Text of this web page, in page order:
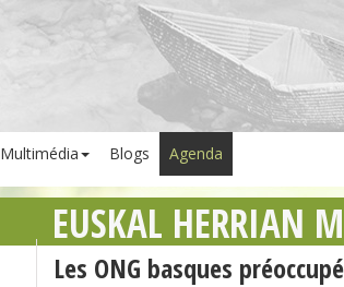
Multimédia Blogs Agenda
EUSKAL HERRIAN
Les ONG basques